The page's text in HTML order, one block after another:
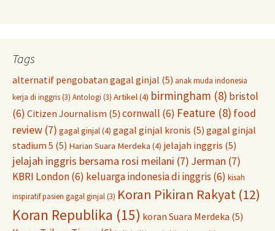
Tags
alternatif pengobatan gagal ginjal (5) anak muda indonesia
kerja di inggris(3) Antologi (3) Artikel(4) birmingham (8) bristol
(6) Citizen Journalism (5) cornwall (6) Feature (8) food
review (7) gagal ginjal(4) gagal ginjal kronis (5) gagal ginjal
stadium 5 (5) Harian Suara Merdeka (4) jelajah inggris (5)
jelajah inggris bersama rosi meilani (7) Jerman (7)
KBRI London(6) keluarga indonesia di inggris(6) kisah
inspiratif pasien gagal ginjal (3) Koran Pikiran Rakyat (12)
Koran Republika (15) koran Suara Merdeka (5)